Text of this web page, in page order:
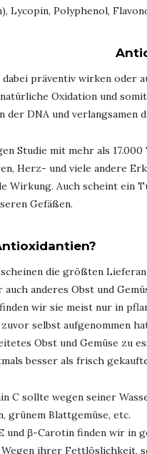
Lycopin, Polyphenol,
präventiv wirken oder
Oxidation und
DNA und verlangsamen
Studie mit mehr als
Herz- und viele andere
Wirkung. Auch scheint ein
Gefäßen.
die größten
auch anderes Obst und
wir sie meist nur in
selbst aufgenommen
Obst und Gemüse zu
besser als frisch
C sollte wegen seiner
grünem Blattgemüse, etc.
und β-Carotin finden wir in
ihrer Fettlöslichkeit,